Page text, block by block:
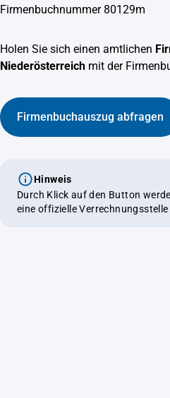
Firmenbuchnummer 80129m
Holen Sie sich einen amtlichen
Niederösterreich mit der
Firmenbuchauszug abfragen
Hinweis
Durch Klick auf den Button
eine offizielle